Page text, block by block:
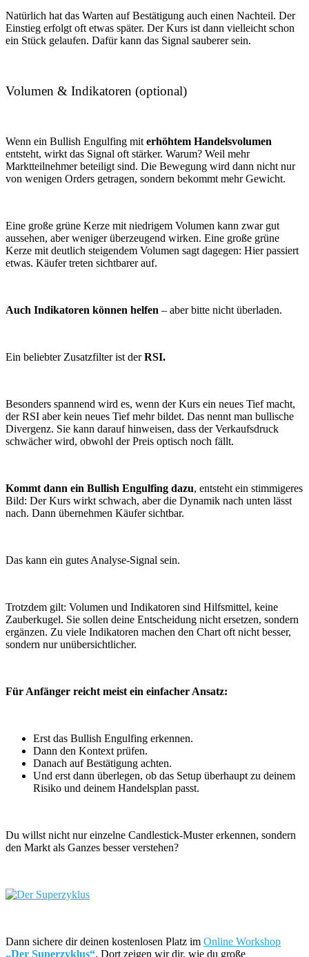
Natürlich hat das Warten auf Bestätigung auch einen Nachteil. Der
Einstieg erfolgt oft etwas später. Der Kurs ist dann vielleicht schon
ein Stück gelaufen. Dafür kann das Signal sauberer sein.
Volumen & Indikatoren (optional)
Wenn ein Bullish Engulfing mit erhöhtem Handelsvolumen
entsteht, wirkt das Signal oft stärker. Warum? Weil mehr
Marktteilnehmer beteiligt sind. Die Bewegung wird dann nicht nur
von wenigen Orders getragen, sondern bekommt mehr Gewicht.
Eine große grüne Kerze mit niedrigem Volumen kann zwar gut
aussehen, aber weniger überzeugend wirken. Eine große grüne
Kerze mit deutlich steigendem Volumen sagt dagegen: Hier passiert
etwas. Käufer treten sichtbarer auf.
Auch Indikatoren können helfen – aber bitte nicht überladen.
Ein beliebter Zusatzfilter ist derRSI.
Besonders spannend wird es, wenn der Kurs ein neues Tief macht,
der RSI aber kein neues Tief mehr bildet. Das nennt man bullische
Divergenz. Sie kann darauf hinweisen, dass der Verkaufsdruck
schwächer wird, obwohl der Preis optisch noch fällt.
Kommt dann ein Bullish Engulfing dazu, entsteht ein stimmigeres
Bild: Der Kurs wirkt schwach, aber die Dynamik nach unten lässt
nach. Dann übernehmen Käufer sichtbar.
Das kann ein gutes Analyse-Signal sein.
Trotzdem gilt: Volumen und Indikatoren sind Hilfsmittel, keine
Zauberkugel. Sie sollen deine Entscheidung nicht ersetzen, sondern
ergänzen. Zu viele Indikatoren machen den Chart oft nicht besser,
sondern nur unübersichtlicher.
Für Anfänger reicht meist ein einfacher Ansatz:
Erst das Bullish Engulfing erkennen.
Dann den Kontext prüfen.
Danach auf Bestätigung achten.
Und erst dann überlegen, ob das Setup überhaupt zu deinem
Risiko und deinem Handelsplan passt.
Du willst nicht nur einzelne Candlestick-Muster erkennen, sondern
den Markt als Ganzes besser verstehen?
Dann sichere dir deinen kostenlosen Platz im Online Workshop
„Der Superzyklus“. Dort zeigen wir dir, wie du große